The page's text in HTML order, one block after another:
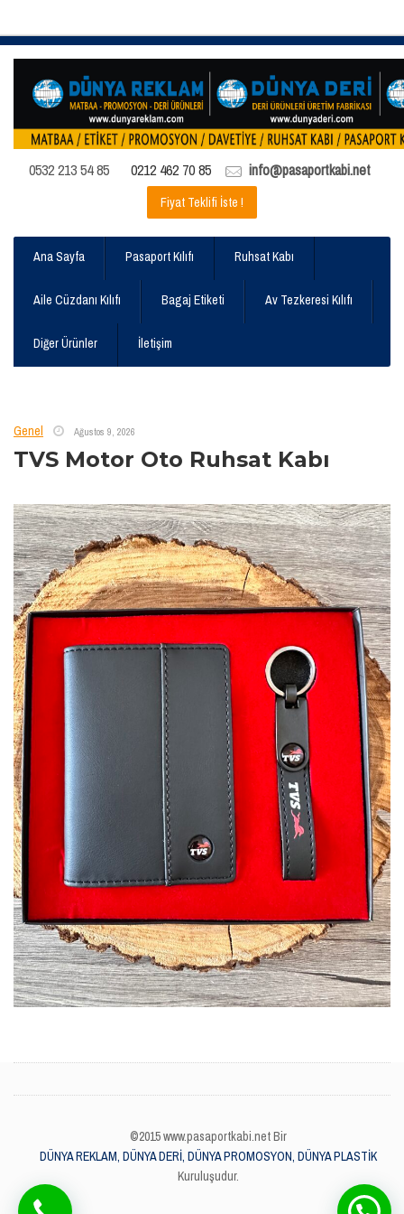
0532 213 54 85 0212 462 70 85 info@pasaportkabi.net
Fiyat Teklifi İste !
Ana Sayfa Pasaport Kılıfı Ruhsat Kabı
Aile Cüzdanı Kılıfı Bagaj Etiketi Av Tezkeresi Kılıfı
Diğer Ürünler İletişim
Genel Ağustos 9, 2026
TVS Motor Oto Ruhsat Kabı
©2015 www.pasaportkabi.net Bir
DÜNYA REKLAM, DÜNYA DERİ, DÜNYA PROMOSYON, DÜNYA PLASTİK
Kuruluşudur.